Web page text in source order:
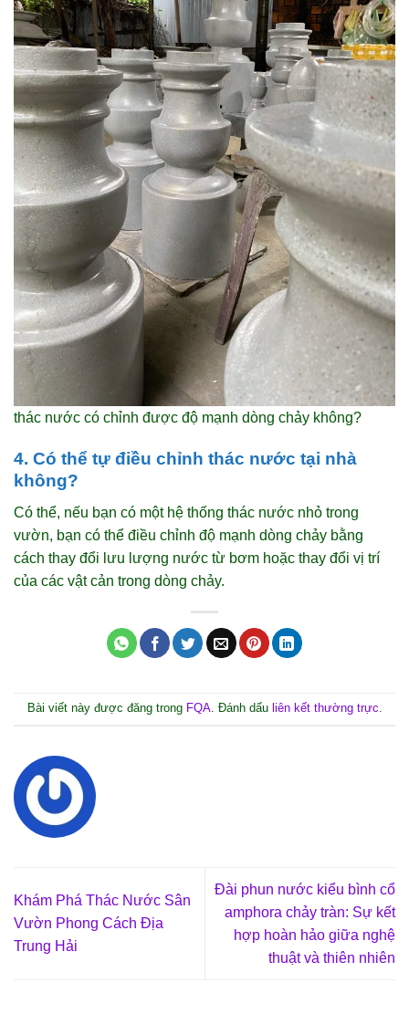
thác nước có chỉnh được độ mạnh dòng chảy không?
4. Có thể tự điều chỉnh thác nước tại nhà
không?
Có thể, nếu bạn có một hệ thống thác nước nhỏ trong
vườn, bạn có thể điều chỉnh độ mạnh dòng chảy bằng
cách thay đổi lưu lượng nước từ bơm hoặc thay đổi vị trí
của các vật cản trong dòng chảy.
Bài viết này được đăng trong FQA. Đánh dấu liên kết thường trực.
Khám Phá Thác Nước Sân
Vườn Phong Cách Địa
Trung Hải
Đài phun nước kiểu bình cổ
amphora chảy tràn: Sự kết
hợp hoàn hảo giữa nghệ
thuật và thiên nhiên